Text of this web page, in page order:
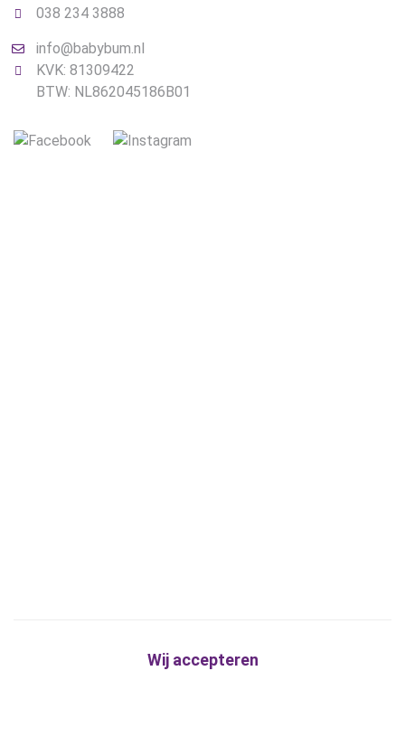
038 234 3888
info@babybum.nl
KVK: 81309422
BTW: NL862045186B01
Wij accepteren